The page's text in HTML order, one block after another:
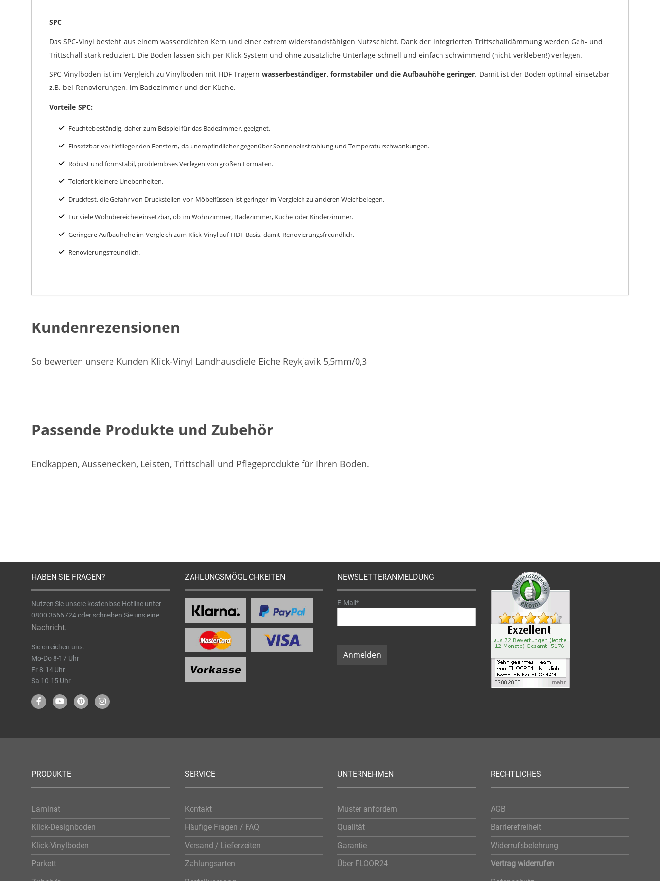
SPC
Das SPC-Vinyl besteht aus einem wasserdichten Kern und einer extrem widerstandsfähigen Nutzschicht. Dank der integrierten Trittschalldämmung werden Geh- und
Trittschall stark reduziert. Die Böden lassen sich per Klick-System und ohne zusätzliche Unterlage schnell und einfach schwimmend (nicht verkleben!) verlegen.
SPC-Vinylboden ist im Vergleich zu Vinylboden mit HDF Trägernwasserbeständiger, formstabiler und die Aufbauhöhe geringer. Damit ist der Boden optimal einsetzbar
z.B. bei Renovierungen, im Badezimmer und der Küche.
Vorteile SPC:
Feuchtebeständig, daher zum Beispiel für das Badezimmer, geeignet.
Einsetzbar vor tiefliegenden Fenstern, da unempfindlicher gegenüber Sonneneinstrahlung und Temperaturschwankungen.
Robust und formstabil, problemloses Verlegen von großen Formaten.
Toleriert kleinere Unebenheiten.
Druckfest, die Gefahr von Druckstellen von Möbelfüssen ist geringer im Vergleich zu anderen Weichbelegen.
Für viele Wohnbereiche einsetzbar, ob im Wohnzimmer, Badezimmer, Küche oder Kinderzimmer.
Geringere Aufbauhöhe im Vergleich zum Klick-Vinyl auf HDF-Basis, damit Renovierungsfreundlich.
Renovierungsfreundlich.
Kundenrezensionen
So bewerten unsere Kunden Klick-Vinyl Landhausdiele Eiche Reykjavik 5,5mm/0,3
Passende Produkte und Zubehör
Endkappen, Aussenecken, Leisten, Trittschall und Pflegeprodukte für Ihren Boden.
HABEN SIE FRAGEN?
Nutzen Sie unsere kostenlose Hotline unter
0800 3566724oder schreiben Sie uns eine
Nachricht.
Sie erreichen uns:
Mo-Do 8-17 Uhr
Fr 8-14 Uhr
Sa 10-15 Uhr
ZAHLUNGSMÖGLICHKEITEN NEWSLETTERANMELDUNG
E-Mail*
Anmelden
PRODUKTE
Laminat
Klick-Designboden
Klick-Vinylboden
Parkett
SERVICE
Kontakt
Häufige Fragen / FAQ
Versand / Lieferzeiten
Zahlungsarten
UNTERNEHMEN
Muster anfordern
Qualität
Garantie
Über FLOOR24
RECHTLICHES
AGB
Barrierefreiheit
Widerrufsbelehrung
Vertrag widerrufen